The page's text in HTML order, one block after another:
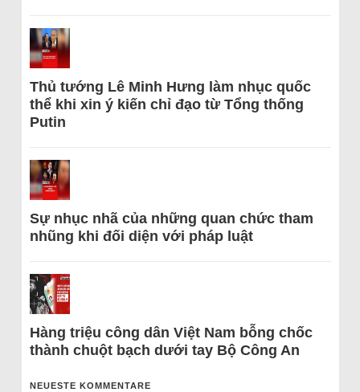
Thủ tướng Lê Minh Hưng làm nhục quốc
thể khi xin ý kiến chỉ đạo từ Tổng thống
Putin
Sự nhục nhã của những quan chức tham
nhũng khi đối diện với pháp luật
Hàng triệu công dân Việt Nam bỗng chốc
thành chuột bạch dưới tay Bộ Công An
NEUESTE KOMMENTARE